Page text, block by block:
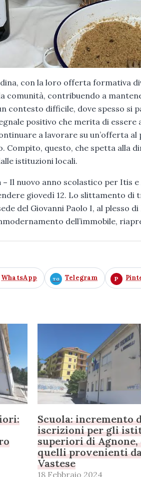
con la loro offerta formativa
comunità, contribuendo a
contesto difficile, dove spesso si
positivo che merita di
a lavorare su un’offerta
Compito, questo, che spetta alla
istituzioni locali.
– Il nuovo anno scolastico per Itis
giovedì 12. Lo slittamento
del Giovanni Paolo I, al plesso
dell’immobile,
WhatsApp Telegram
Scuola: incremento
iscrizioni per gli
superiori di Agnone,
quelli provenienti
Vastese
18 Febbraio 2024